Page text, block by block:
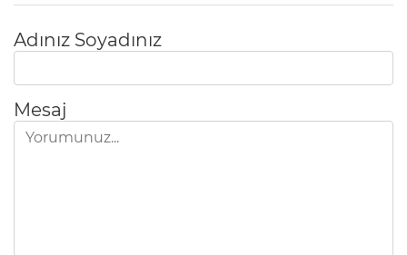
Adınız Soyadınız
Mesaj